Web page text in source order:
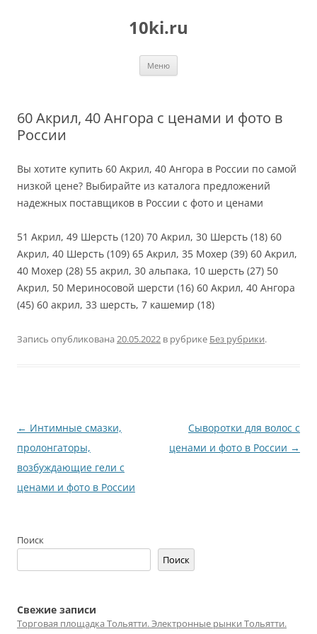
10ki.ru
Меню
60 Акрил, 40 Ангора с ценами и фото в
России
Вы хотите купить 60 Акрил, 40 Ангора в России по самой
низкой цене? Выбирайте из каталога предложений
надежных поставщиков в России с фото и ценами
51 Акрил, 49 Шерсть (120) 70 Акрил, 30 Шерсть (18) 60
Акрил, 40 Шерсть (109) 65 Акрил, 35 Мохер (39) 60 Акрил,
40 Мохер (28) 55 акрил, 30 альпака, 10 шерсть (27) 50
Акрил, 50 Мериносовой шерсти (16) 60 Акрил, 40 Ангора
(45) 60 акрил, 33 шерсть, 7 кашемир (18)
Запись опубликована 20.05.2022 в рубрике Без рубрики.
Навигация
по
записям
← Интимные смазки,
пролонгаторы,
возбуждающие гели с
ценами и фото в России
Сыворотки для волос с
ценами и фото в России →
Поиск
Поиск
Свежие записи
Торговая площадка Тольятти. Электронные рынки Тольятти.